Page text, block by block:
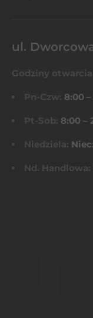
ul.
Godziny otwarcia
Pn-Czw: 8:00 –
Pt-Sob: 8:00 –
Niedziela:
Nd. Handlowa: